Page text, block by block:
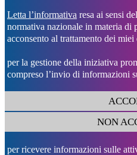
Letta l’informativa resa ai sensi
normativa nazionale in materia di
acconsento al trattamento dei miei
per la gestione della iniziativa
compreso l’invio di informazioni
NON
per ricevere informazioni sulle